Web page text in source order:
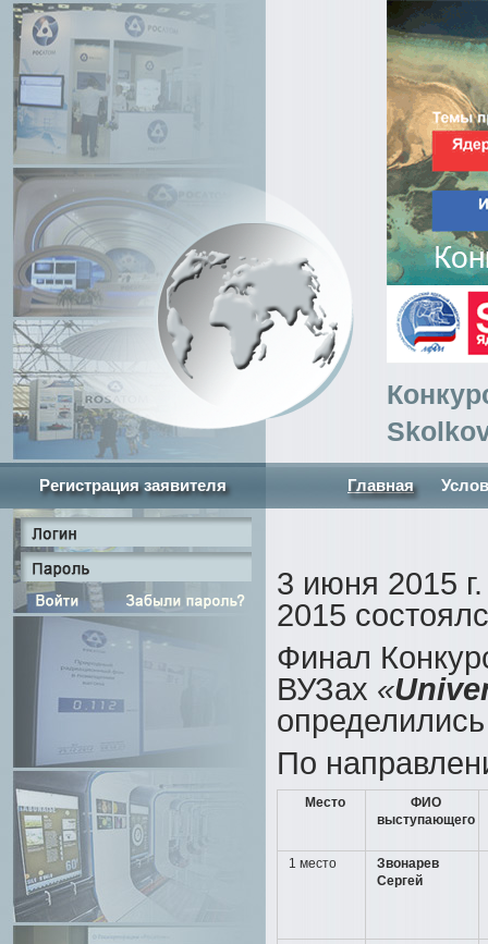
Перейти к основному содержанию
Регистрация заявителя Главная
3 июня 2015
2015
Финал
ВУЗах «
По
Место
ФИО
выступающего
1 место
Звонарев
Сергей